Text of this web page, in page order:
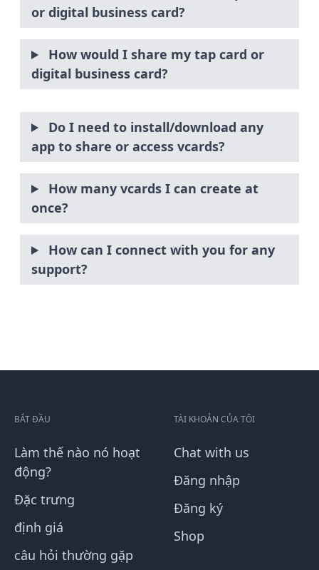
or digital business card?
How would I share my tap card or
digital business card?
Do I need to install/download any
app to share or access vcards?
How many vcards I can create at
once?
How can I connect with you for any
support?
BẮT ĐẦU
Làm thế nào nó hoạt
động?
Đặc trưng
định giá
câu hỏi thường gặp
TÀI KHOẢN CỦA TÔI
Chat with us
Đăng nhập
Đăng ký
Shop